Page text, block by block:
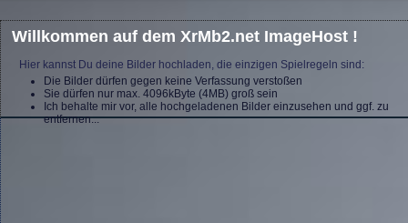
Willkommen auf dem XrMb2.net ImageHost !
Hier kannst Du deine Bilder hochladen, die einzigen Spielregeln sind:
Die Bilder dürfen gegen keine Verfassung verstoßen
Sie dürfen nur max. 4096kByte (4MB) groß sein
Ich behalte mir vor, alle hochgeladenen Bilder einzusehen und ggf. zu
entfernen...